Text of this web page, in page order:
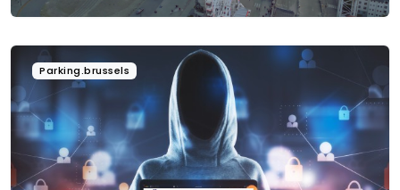
Parking.brussels